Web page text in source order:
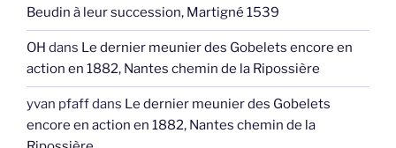
Beudin à leur succession, Martigné 1539
OH dans Le dernier meunier des Gobelets encore en
action en 1882, Nantes chemin de la Ripossière
yvan pfaffdans Le dernier meunier des Gobelets
encore en action en 1882, Nantes chemin de la